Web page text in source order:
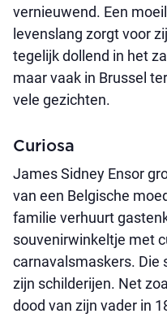
vernieuwend. Een
levenslang zorgt voor
tegelijk dollend in het
maar vaak in Brussel
vele gezichten.
Curiosa
James Sidney Ensor
van een Belgische
familie verhuurt
souvenirwinkeltje met
carnavalsmaskers. Die
zijn schilderijen. Net
dood van zijn vader in